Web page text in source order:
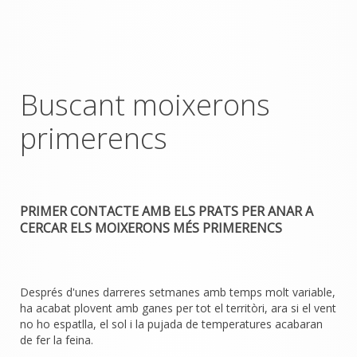
Buscant moixerons
primerencs
PRIMER CONTACTE AMB ELS PRATS PER ANAR A
CERCAR ELS MOIXERONS MÉS PRIMERENCS
Després d'unes darreres setmanes amb temps molt variable,
ha acabat plovent amb ganes per tot el territòri, ara si el vent
no ho espatlla, el sol i la pujada de temperatures acabaran
de fer la feina.